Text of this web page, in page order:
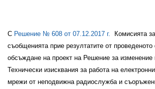
С Решение № 608 от 07.12.2017 г.
Комисията
съобщенията прие резултатите от проведеното
обсъждане на проект на Решение за
Технически изисквания за работа на
мрежи от неподвижна радиослужба и